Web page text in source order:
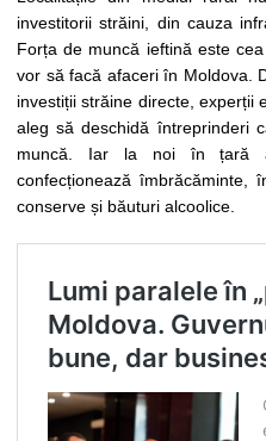
investitorii străini, din cauza
Forța de muncă ieftină este
vor să facă afaceri în Moldova.
investiții străine directe, experții
aleg să deschidă întreprinderi
muncă. Iar la noi în țară
confecționează îmbrăcăminte,
conserve și băuturi alcoolice.